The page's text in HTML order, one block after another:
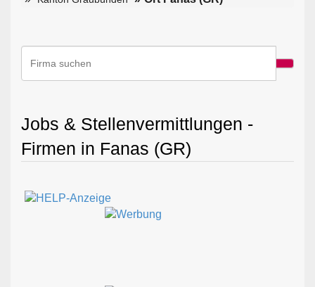
Jobs & Stellenvermittlungen -
Firmen in Fanas (GR)